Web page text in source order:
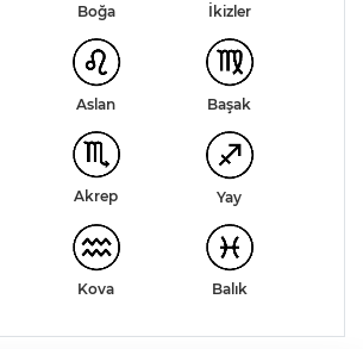
Boğa İkizler
Aslan Başak
Akrep Yay
Kova Balık